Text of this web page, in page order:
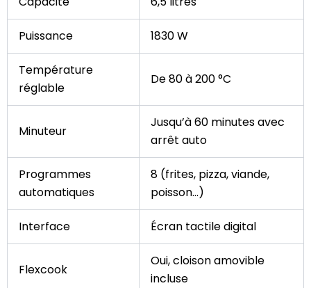
Puissance 1830 W
Température
réglable
De 80 à 200 °C
Minuteur
Jusqu’à 60 minutes avec
arrêt auto
Programmes
automatiques
8 (frites, pizza, viande,
poisson…)
Interface Écran tactile digital
Flexcook
Oui, cloison amovible
incluse